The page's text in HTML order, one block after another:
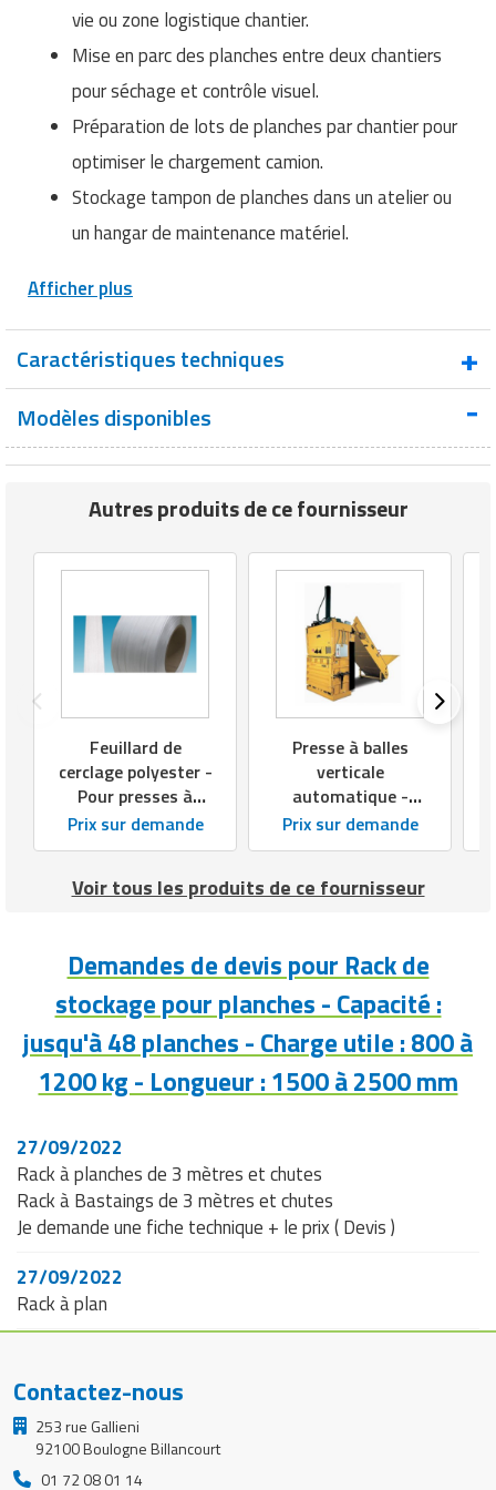
vie ou zone logistique chantier.
Mise en parc des planches entre deux chantiers
pour séchage et contrôle visuel.
Préparation de lots de planches par chantier pour
optimiser le chargement camion.
Stockage tampon de planches dans un atelier ou
un hangar de maintenance matériel.
Afficher plus
Caractéristiques techniques
Type de
Rack de stockage pour planches
maximum de
48 planches maximum
compatibles
(mm)
220 x 40 mm
Capacité de
charge utile
Modèle 1 (kg)
800 kg
Capacité de
charge utile
Modèle 2 (kg)
1200 kg
Longueur
1500 mm
Longueur
Modèle 2 (mm)
2500 mm
Poids Modèle
1 (kg)
115 kg
2 (kg)
Dimensions
hors tout
Modèle 1 (l x H,
1010 x 1065 mm
Dimensions
hors tout
1010 x 1065 mm
Type de
stockage
Modèles disponibles
Autres produits de ce fournisseur
Feuillard de
cerclage polyester -
Pour presses à
balles déchets -
Souple et résistant
Prix sur demande
Presse à balles
verticale
automatique -
Force de
compression : 42 t -
compression : 40 s
Puissance : 380 V
Triphasé
Prix sur demande
Voir tous les produits de ce fournisseur
Demandes de devis pour Rack de
stockage pour planches - Capacité :
jusqu'à 48 planches - Charge utile : 800 à
1200 kg - Longueur : 1500 à 2500 mm
27/09/2022
Rack à planches de 3 mètres et chutes
Rack à Bastaings de 3 mètres et chutes
Je demande une fiche technique + le prix ( Devis )
27/09/2022
Rack à plan
Contactez-nous
253 rue Gallieni
92100 Boulogne Billancourt
01 72 08 01 14